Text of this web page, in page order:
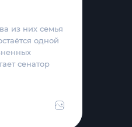
из них семья
одной
сенатор